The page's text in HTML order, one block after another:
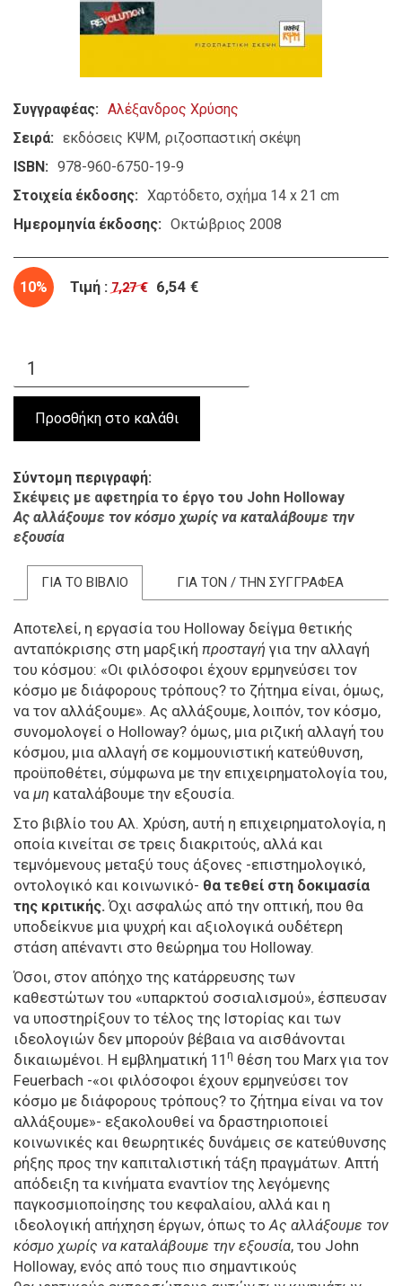
Συγγραφέας
Αλέξανδρος Χρύσης
Σειρά
εκδόσεις ΚΨΜ ριζοσπαστική σκέψη
ISBN
978-960-6750-19-9
Στοιχεία έκδοσης
Χαρτόδετο, σχήμα 14 x 21 cm
Ημερομηνία έκδοσης
Οκτώβριος 2008
10% Τιμή : 7,27 € 6,54 €
Σύντομη περιγραφή
Σκέψεις με αφετηρία το έργο του John Holloway
Ας αλλάξουμε τον κόσμο χωρίς να καταλάβουμε την
εξουσία
ΓΙΑ ΤΟ ΒΙΒΛΙΟ ΓΙΑ ΤΟΝ / ΤΗΝ ΣΥΓΓΡΑΦΕΑ
Αποτελεί, η εργασία του Holloway δείγμα θετικής
ανταπόκρισης στη μαρξική προσταγή για την αλλαγή
του κόσμου: «Οι φιλόσοφοι έχουν ερμηνεύσει τον
κόσμο με διάφορους τρόπους? το ζήτημα είναι, όμως,
να τον αλλάξουμε». Ας αλλάξουμε, λοιπόν, τον κόσμο,
συνομολογεί ο Holloway? όμως, μια ριζική αλλαγή του
κόσμου, μια αλλαγή σε κομμουνιστική κατεύθυνση,
προϋποθέτει, σύμφωνα με την επιχειρηματολογία του,
να μη καταλάβουμε την εξουσία.
Στο βιβλίο του Αλ. Χρύση, αυτή η επιχειρηματολογία, η
οποία κινείται σε τρεις διακριτούς, αλλά και
τεμνόμενους μεταξύ τους άξονες -επιστημολογικό,
οντολογικό και κοινωνικό- θα τεθεί στη δοκιμασία
της κριτικής. Όχι ασφαλώς από την οπτική, που θα
υποδείκνυε μια ψυχρή και αξιολογικά ουδέτερη
στάση απέναντι στο θεώρημα του Holloway.
Όσοι, στον απόηχο της κατάρρευσης των
καθεστώτων του «υπαρκτού σοσιαλισμού», έσπευσαν
να υποστηρίξουν το τέλος της Ιστορίας και των
ιδεολογιών δεν μπορούν βέβαια να αισθάνονται
δικαιωμένοι. Η εμβληματική 11 η θέση του Marx για τον
Feuerbach -«οι φιλόσοφοι έχουν ερμηνεύσει τον
κόσμο με διάφορους τρόπους? το ζήτημα είναι να τον
αλλάξουμε»- εξακολουθεί να δραστηριοποιεί
κοινωνικές και θεωρητικές δυνάμεις σε κατεύθυνσης
ρήξης προς την καπιταλιστική τάξη πραγμάτων. Απτή
απόδειξη τα κινήματα εναντίον της λεγόμενης
παγκοσμιοποίησης του κεφαλαίου, αλλά και η
ιδεολογική απήχηση έργων, όπως το Ας αλλάξουμε τον
κόσμο χωρίς να καταλάβουμε την εξουσία, του John
Holloway, ενός από τους πιο σημαντικούς